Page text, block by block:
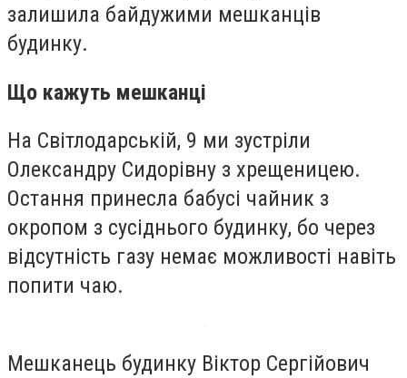
залишила байдужими мешканців
будинку.
Що кажуть мешканці
На Світлодарській, 9 ми зустріли
Олександру Сидорівну з хрещеницею.
Остання принесла бабусі чайник з
окропом з сусіднього будинку, бо через
відсутність газу немає можливості навіть
попити чаю.
Мешканець будинку Віктор Сергійович